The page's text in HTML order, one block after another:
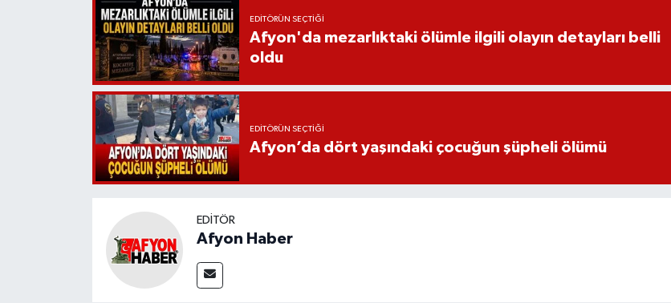
EDITÖRÜN SEÇTIĞI
Afyon'da mezarlıktaki ölümle ilgili olayın detayları belli
oldu
EDITÖRÜN SEÇTIĞI
Afyon’da dört yaşındaki çocuğun şüpheli ölümü
EDITÖR
Afyon Haber